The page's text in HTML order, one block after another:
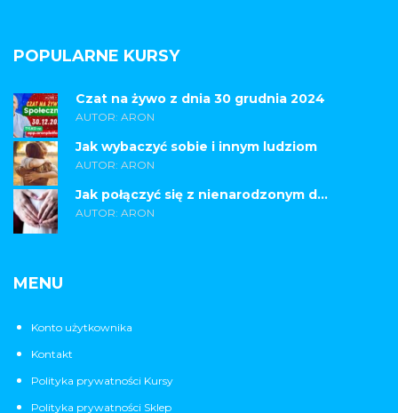
POPULARNE KURSY
Czat na żywo z dnia 30 grudnia 2024
AUTOR: ARON
Jak wybaczyć sobie i innym ludziom
AUTOR: ARON
Jak połączyć się z nienarodzonym d...
AUTOR: ARON
MENU
Konto użytkownika
Kontakt
Polityka prywatności Kursy
Polityka prywatności Sklep